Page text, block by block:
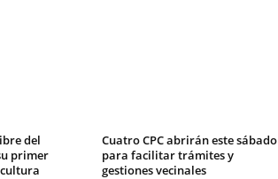
del
primer
Cuatro CPC abrirán este sábado
para facilitar trámites y
gestiones vecinales